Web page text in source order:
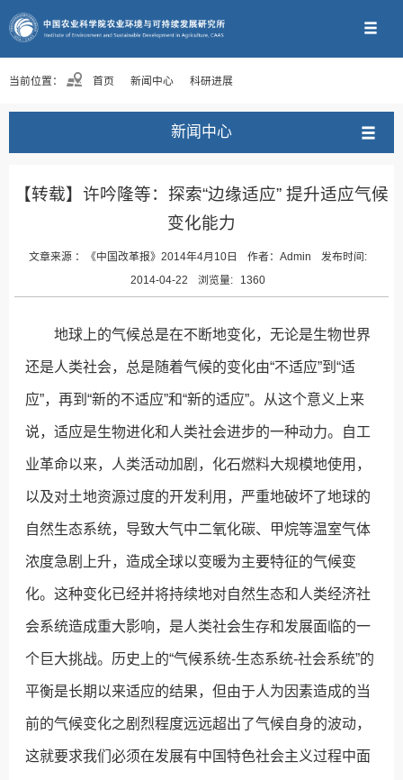
当前位置： 首页 新闻中心 科研进展
新闻中心
【转载】许吟隆等：探索“边缘适应” 提升适应气候
变化能力
文章来源 ： 《中国改革报》2014年4月10日 作者： Admin
发布时间:
2014-04-22
浏览量: 1360
地球上的气候总是在不断地变化，无论是生物世界
还是人类社会，总是随着气候的变化由“不适应”到“适
应”，再到“新的不适应”和“新的适应”。从这个意义上来
说，适应是生物进化和人类社会进步的一种动力。自工
业革命以来，人类活动加剧，化石燃料大规模地使用，
以及对土地资源过度的开发利用，严重地破坏了地球的
自然生态系统，导致大气中二氧化碳、甲烷等温室气体
浓度急剧上升，造成全球以变暖为主要特征的气候变
化。这种变化已经并将持续地对自然生态和人类经济社
会系统造成重大影响，是人类社会生存和发展面临的一
个巨大挑战。历史上的“气候系统-生态系统-社会系统”的
平衡是长期以来适应的结果，但由于人为因素造成的当
前的气候变化之剧烈程度远远超出了气候自身的波动，
这就要求我们必须在发展有中国特色社会主义过程中面